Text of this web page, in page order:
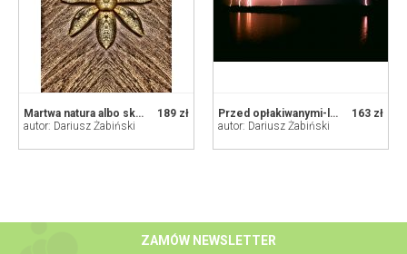
189 zł
Martwa natura albo skórka banana czyli
autor: Dariusz Żabiński
163 zł
Przed opłakiwanymi-lamentami W.SZekspir
autor: Dariusz Żabiński
ZAMÓW NEWSLETTER